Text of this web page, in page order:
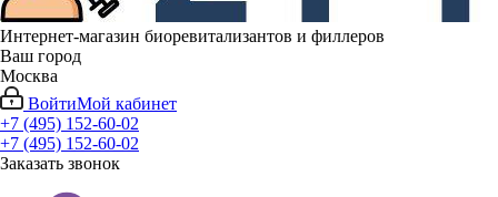
Интернет-магазин биоревитализантов и филлеров
Ваш город
Москва
ВойтиМой кабинет
+7 (495) 152-60-02
+7 (495) 152-60-02
Заказать звонок